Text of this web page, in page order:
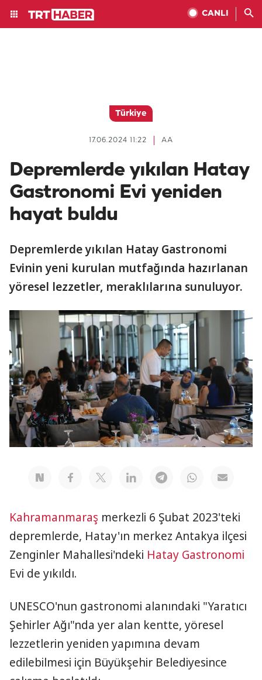
CANLI
Türkiye
AA
17.06.2024 11:22
Depremlerde yıkılan Hatay
Gastronomi Evi yeniden
hayat buldu
Depremlerde yıkılan Hatay Gastronomi
Evinin yeni kurulan mutfağında hazırlanan
yöresel lezzetler, meraklılarına sunuluyor.
Kahramanmaraş merkezli 6 Şubat 2023'teki
depremlerde, Hatay'ın merkez Antakya ilçesi
Zenginler Mahallesi'ndeki Hatay Gastronomi
Evi de yıkıldı.
UNESCO'nun gastronomi alanındaki "Yaratıcı
Şehirler Ağı"nda yer alan kentte, yöresel
lezzetlerin yeniden yapımına devam
edilebilmesi için Büyükşehir Belediyesince